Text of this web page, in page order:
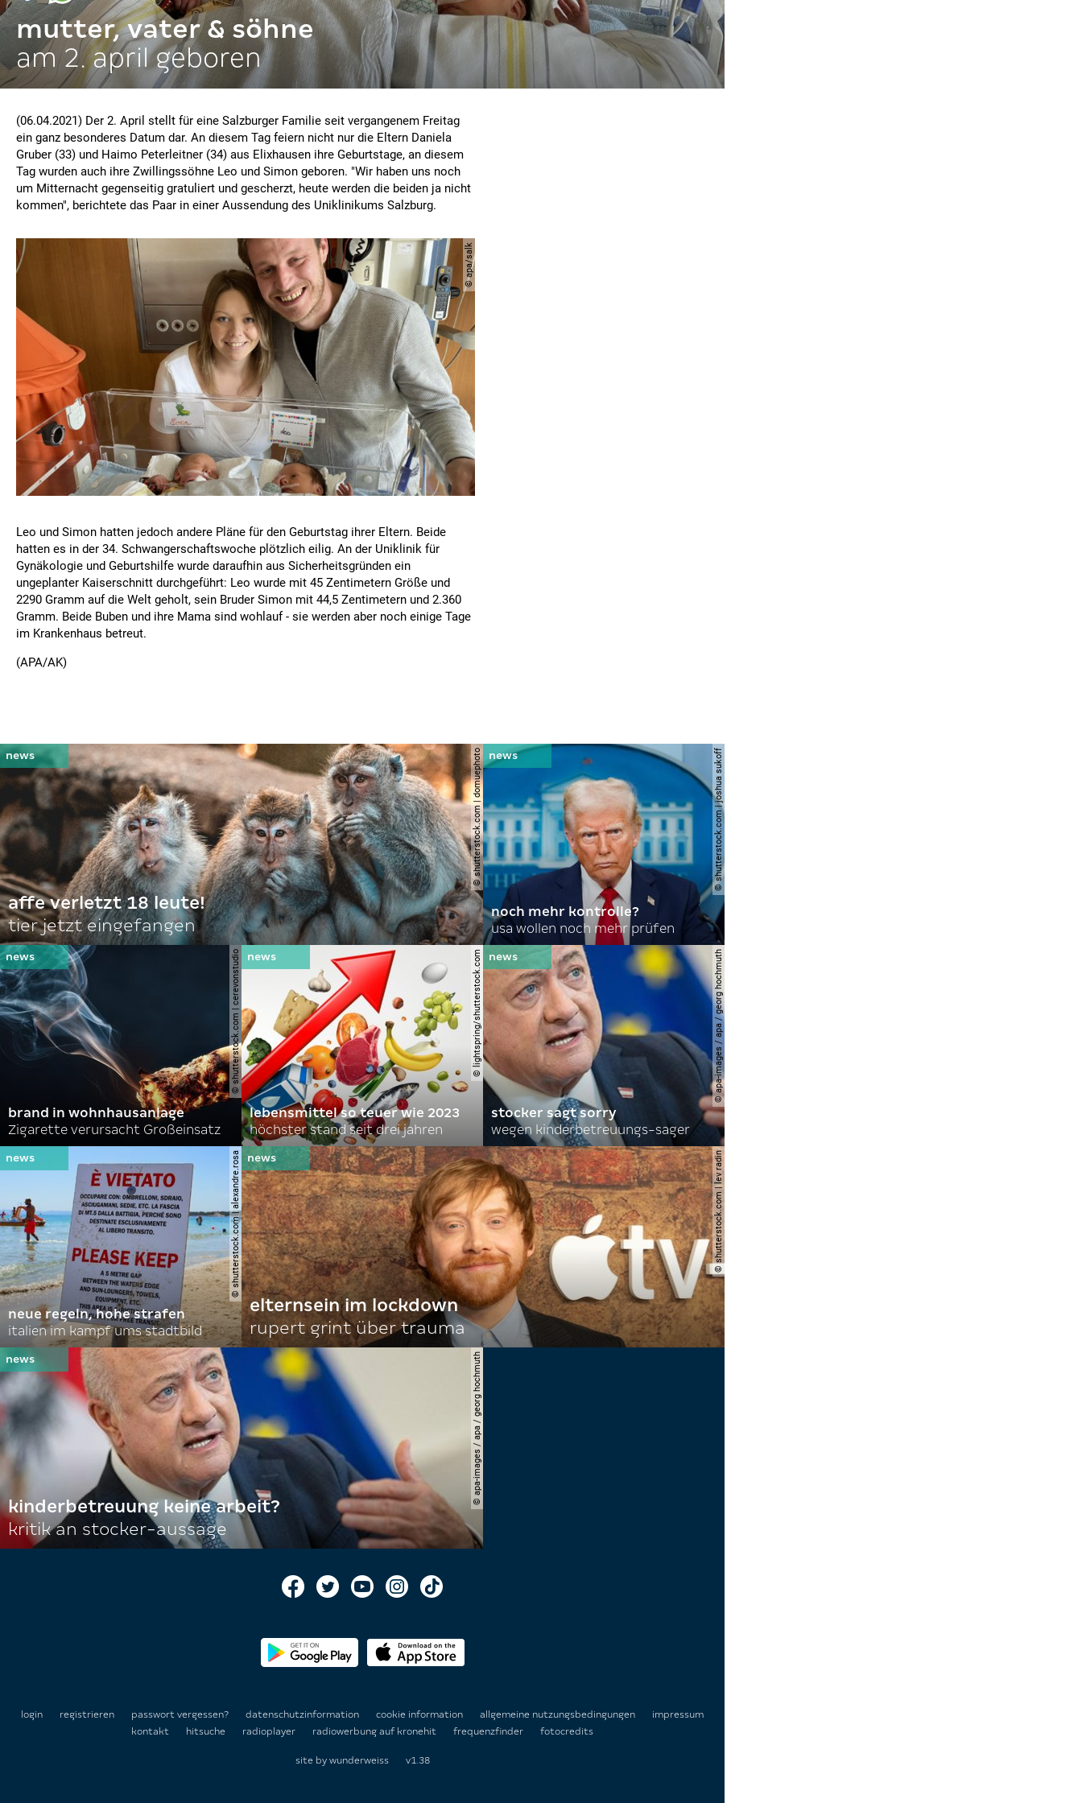
mutter, vater & söhne
am 2. april geboren
(06.04.2021) Der 2. April stellt für eine Salzburger Familie seit vergangenem Freitag
ein ganz besonderes Datum dar. An diesem Tag feiern nicht nur die Eltern Daniela
Gruber (33) und Haimo Peterleitner (34) aus Elixhausen ihre Geburtstage, an diesem
Tag wurden auch ihre Zwillingssöhne Leo und Simon geboren. "Wir haben uns noch
um Mitternacht gegenseitig gratuliert und gescherzt, heute werden die beiden ja nicht
kommen", berichtete das Paar in einer Aussendung des Uniklinikums Salzburg.
© apa/salk
Leo und Simon hatten jedoch andere Pläne für den Geburtstag ihrer Eltern. Beide
hatten es in der 34. Schwangerschaftswoche plötzlich eilig. An der Uniklinik für
Gynäkologie und Geburtshilfe wurde daraufhin aus Sicherheitsgründen ein
ungeplanter Kaiserschnitt durchgeführt: Leo wurde mit 45 Zentimetern Größe und
2290 Gramm auf die Welt geholt, sein Bruder Simon mit 44,5 Zentimetern und 2.360
Gramm. Beide Buben und ihre Mama sind wohlauf - sie werden aber noch einige Tage
im Krankenhaus betreut.
(APA/AK)
© shutterstock.com | domuephoto
affe verletzt 18 leute!
tier jetzt eingefangen
© shutterstock.com | joshua sukoff
noch mehr kontrolle?
usa wollen noch mehr prüfen
© shutterstock.com | cerevonstudio
brand in wohnhausanlage
Zigarette verursacht Großeinsatz
© lightspring/shutterstock.com
lebensmittel so teuer wie 2023
höchster stand seit drei jahren
© apa-images / apa / georg hochmuth
stocker sagt sorry
wegen kinderbetreuungs-sager
© shutterstock.com | alexandre.rosa
neue regeln, hohe strafen
italien im kampf ums stadtbild
© shutterstock.com | lev radin
elternsein im lockdown
rupert grint über trauma
© apa-images / apa / georg hochmuth
kinderbetreuung keine arbeit?
kritik an stocker-aussage
login registrieren passwort vergessen? datenschutzinformation cookie information allgemeine nutzungsbedingungen
impressum
kontakt
hitsuche radioplayer radiowerbung auf kronehit frequenzfinder fotocredits
site by wunderweiss v1.38